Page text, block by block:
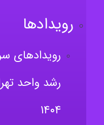
رویدادها
رویدادهای
رشد واحد
۱۴۰۴